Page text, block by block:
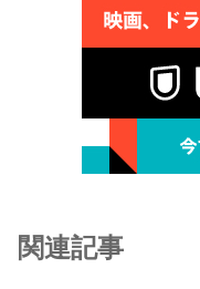
関連記事